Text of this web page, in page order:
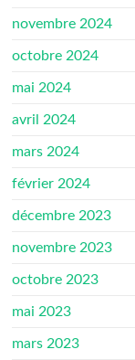
novembre 2024
octobre 2024
mai 2024
avril 2024
mars 2024
février 2024
décembre 2023
novembre 2023
octobre 2023
mai 2023
mars 2023